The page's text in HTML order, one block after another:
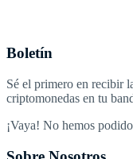
Boletín
Sé el primero en recibir
criptomonedas en tu
¡Vaya! No hemos